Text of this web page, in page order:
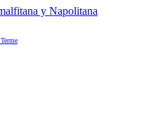
y Napolitana